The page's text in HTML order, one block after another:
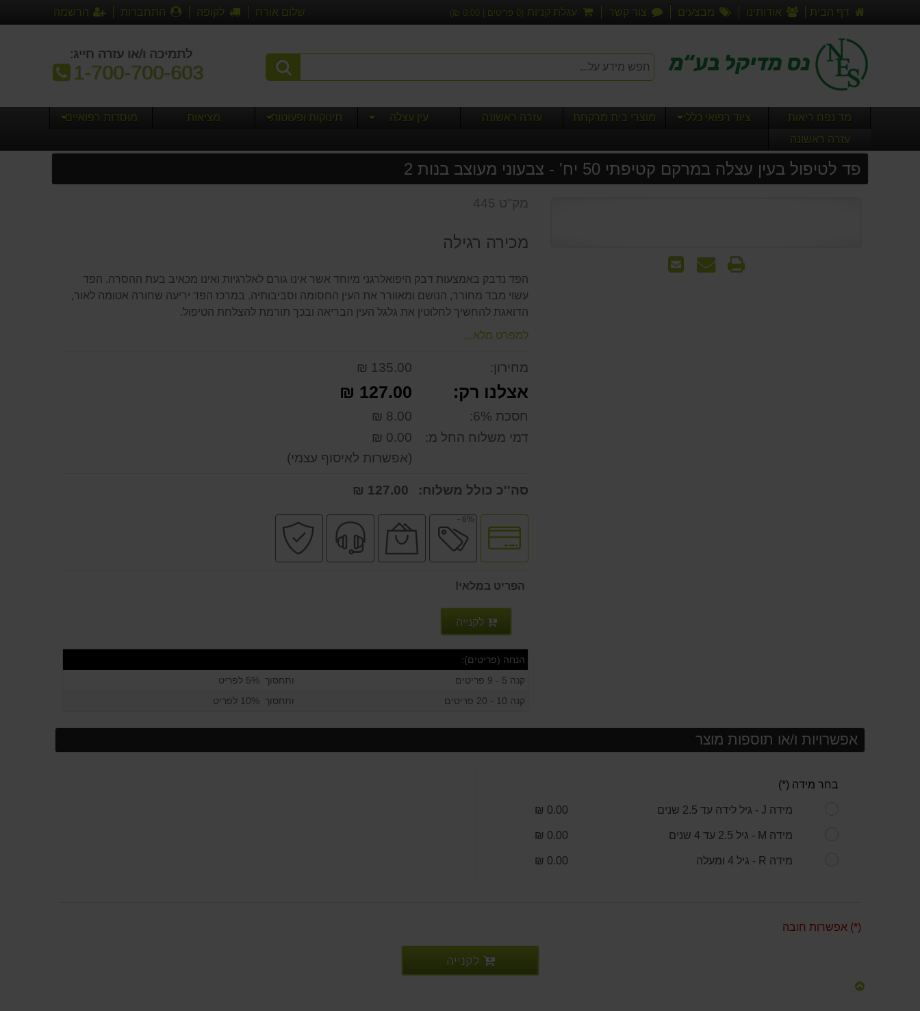
דף הבית אודותינו מבצעים צור קשר עגלת קניות (
0 פריטים | 0.00
₪) שלום אורח לקופה התחברות הרשמה
לתמיכה ו/או עזרה חייג:
טלפון:
1-700-700-603
מד נפח ריאות ציוד רפואי כללי מוצרי בית מרקחת עזרה ראשונה עין עצלה תינוקות ופעוטות מציאות
מוסדות רפואיים
עזרה ראשונה
פד לטיפול בעין עצלה במרקם קטיפתי 50 יח' - צבעוני מעוצב בנות 2
שלח
שאל
מק"ט 445
מכירה רגילה
הפד נדבק באמצעות דבק היפואלרגני מיוחד אשר אינו גורם לאלרגיות ואינו מכאיב בעת ההסרה. הפד
עשוי מבד מחורר, הנושם ומאוורר את העין החסומה וסביבותיה. במרכז הפד יריעה שחורה אטומה לאור,
הדואגת להחשיך לחלוטין את גלגל העין הבריאה ובכך תורמת להצלחת הטיפול.
למפרט מלא...
מחירון: 135.00 ₪
אצלנו רק: 127.00 ₪
חסכת 6%:
8.00 ₪
דמי משלוח החל מ:
0.00 ₪
(אפשרות לאיסוף עצמי)
סה''כ כולל משלוח:
לחץ
לאפשרויות
תשלומים
6% - מבצע
הנחה
כמותית
שירות
מקצועי
הפריט במלאי!
לקנייה
הנחה (פריטים):
קנה 5 - 9 פריטים
ותחסוך 5% לפריט
קנה 10 - 20 פריטים
ותחסוך 10% לפריט
אפשרויות ו/או תוספות מוצר
בחר מידה (*)
מידה J - גיל לידה עד 2.5 שנים 0.00 ₪
מידה M - גיל 2.5 עד 4 שנים 0.00 ₪
מידה R - גיל 4 ומעלה 0.00 ₪
(*) אפשרות חובה
לקנייה